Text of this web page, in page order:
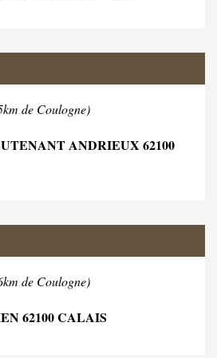
de Coulogne)
ANDRIEUX 62100
de Coulogne)
62100 CALAIS